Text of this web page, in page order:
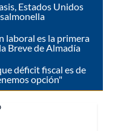
Estados Unidos
laboral es la primera
Breve de Almadía
déficit fiscal es de
opción"